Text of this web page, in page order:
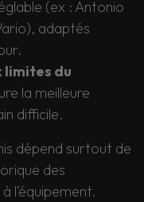
(ex : Antonio
adaptés
limites du
la meilleure
difficile.
dépend surtout de
des
l’équipement.